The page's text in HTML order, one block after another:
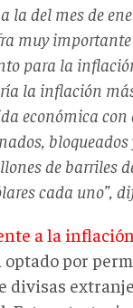
la del mes de
muy importante
para la
la inflación
económica con
de barriles
cada uno”,
a la inflación
optado por
divisas